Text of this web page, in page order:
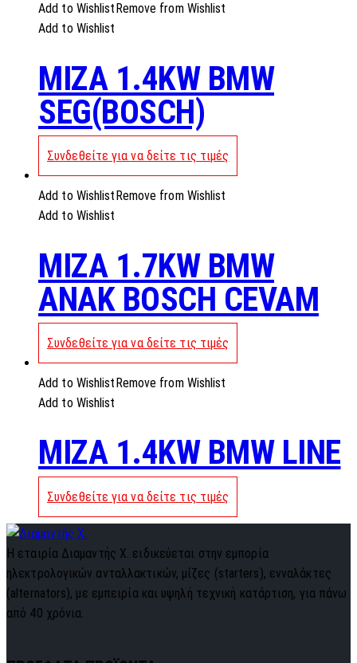
Add to Wishlist Remove from Wishlist
Add to Wishlist
MIZA 1.4KW BMW
SEG(BOSCH)
Συνδεθείτε για να δείτε τις τιμές
Add to Wishlist Remove from Wishlist
Add to Wishlist
MIZA 1.7KW BMW
ANAK BOSCH CEVAM
Συνδεθείτε για να δείτε τις τιμές
Add to Wishlist Remove from Wishlist
Add to Wishlist
MIZA 1.4KW BMW LINE
Συνδεθείτε για να δείτε τις τιμές
Η εταιρία Διαμαντής Χ. ειδικεύεται στην εμπορία
ηλεκτρολογικών ανταλλακτικών, μίζες (starters), ενναλάκτες
(alternators), με εμπειρία και υψηλή τεχνική κατάρτιση, για πάνω
από 40 χρόνια.